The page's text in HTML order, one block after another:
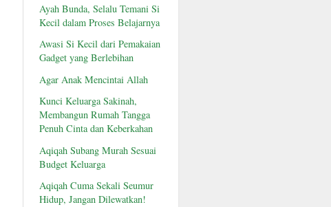
Ayah Bunda, Selalu Temani Si
Kecil dalam Proses Belajarnya
Awasi Si Kecil dari Pemakaian
Gadget yang Berlebihan
Agar Anak Mencintai Allah
Kunci Keluarga Sakinah,
Membangun Rumah Tangga
Penuh Cinta dan Keberkahan
Aqiqah Subang Murah Sesuai
Budget Keluarga
Aqiqah Cuma Sekali Seumur
Hidup, Jangan Dilewatkan!